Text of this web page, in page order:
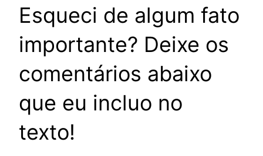
Esqueci de algum fato
importante? Deixe os
comentários abaixo
que eu incluo no
texto!